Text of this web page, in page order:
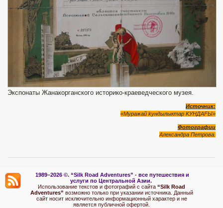
Экспонаты Жанакорганского историко-краеведческого музея.
Источник:
«Муражай kундылыктар KУНДАFЫ»
Фотографии
Александра Петрова.
1989–2026 ©. “Silk Road Adventures” - все путешествия и
услуги по Центральной Азии.
Использование текстов и фотографий с сайта “Silk Road
Adventures” возможно только при указании источника. Данный
сайт носит исключительно информационный характер и не
является публичной офертой.